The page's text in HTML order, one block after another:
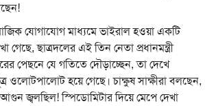
যোগাযোগ মাধ্যমে ভাইরাল হওয়া একটি
গেছে, ছাত্রদলের এই তিন নেতা প্রধানমন্ত্রী
পেছনে যে গতিতে দৌড়াচ্ছেন, তা দেখে
ওলোটপালোট হয়ে গেছে। চাক্ষুষ সাক্ষীরা বলছেন,
জ্বলছিল! স্পিডোমিটার দিয়ে মেপে দেখা